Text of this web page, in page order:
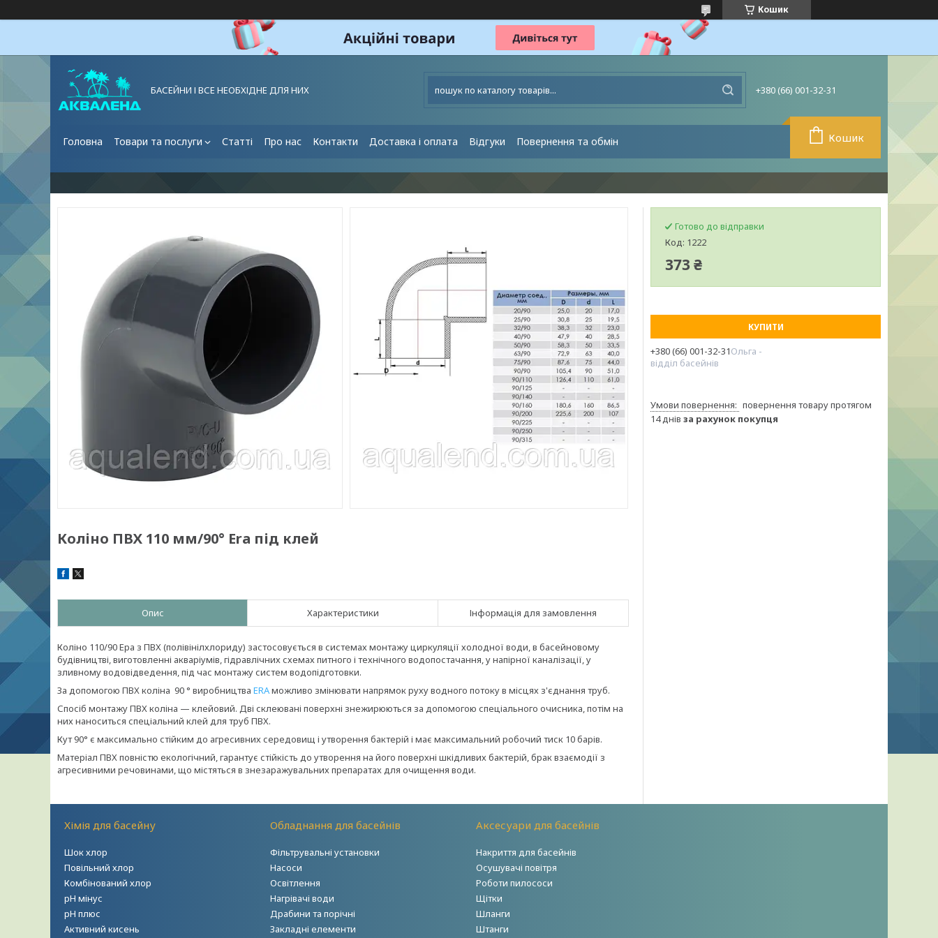
Кошик
БАСЕЙНИ І ВСЕ НЕОБХІДНЕ ДЛЯ НИХ +380 (66) 001-32-31
Головна Товари та послуги Статті Про нас Контакти Доставка і оплата Відгуки Повернення та обмін Кошик
Коліно ПВХ 110 мм/90° Era під клей
Опис Характеристики Інформація для замовлення
Коліно 110/90 Ера з ПВХ (полівінілхлориду) застосовується в системах монтажу циркуляції холодної води, в басейновому
будівництві, виготовленні акваріумів, гідравлічних схемах питного і технічного водопостачання, у напірної каналізації, у
зливному водовідведення, під час монтажу систем водопідготовки.
За допомогою ПВХ коліна 90 ° виробництва ERAможливо змінювати напрямок руху водного потоку в місцях з'єднання труб.
Спосіб монтажу ПВХ коліна — клейовий. Дві склеювані поверхні знежирюються за допомогою спеціального очисника, потім на
них наноситься спеціальний клей для труб ПВХ.
Кут 90° є максимально стійким до агресивних середовищ і утворення бактерій і має максимальний робочий тиск 10 барів.
Матеріал ПВХ повністю екологічний, гарантує стійкість до утворення на його поверхні шкідливих бактерій, брак взаємодії з
агресивними речовинами, що містяться в знезаражувальних препаратах для очищення води.
Готово до відправки
Код: 1222
373 ₴
КУПИТИ
+380 (66) 001-32-31Ольга -
відділ басейнів
повернення товару протягом
14 днів за рахунок покупця
Хімія для басейну
Шок хлор
Повільний хлор
Комбінований хлор
рН мінус
рН плюс
Активний кисень
Обладнання для басейнів
Фільтрувальні установки
Насоси
Освітлення
Нагрівачі води
Драбини та порічні
Закладні елементи
Аксесуари для басейнів
Накриття для басейнів
Осушувачі повітря
Роботи пилососи
Щітки
Шланги
Штанги